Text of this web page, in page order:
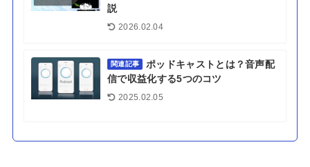
説
2026.02.04
関連記事
ポッドキャストとは？音声配
信で収益化する5つのコツ
2025.02.05